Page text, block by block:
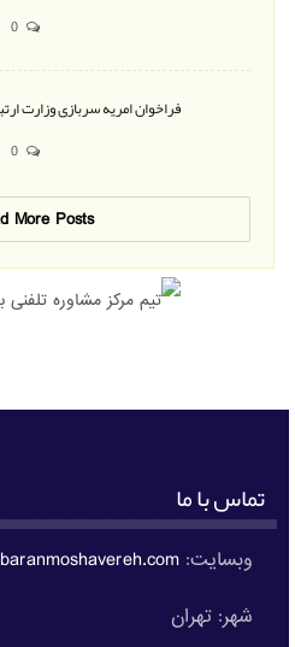
فراخوان امریه سربازی وزارت
More Posts
تماس با ما
وبسایت:
شهر: تهران